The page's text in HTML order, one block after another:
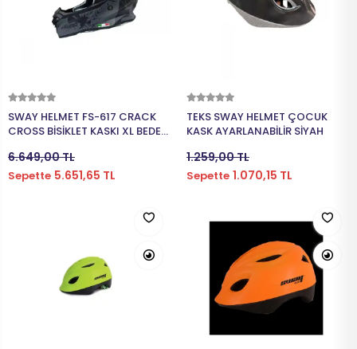
SWAY HELMET FS-617 CRACK
CROSS BİSİKLET KASKI XL BEDEN
6.649,00 TL
Sepette 5.651,65 TL
TEKS SWAY HELMET ÇOCUK
KASK AYARLANABİLİR SİYAH
1.259,00 TL
Sepette 1.070,15 TL